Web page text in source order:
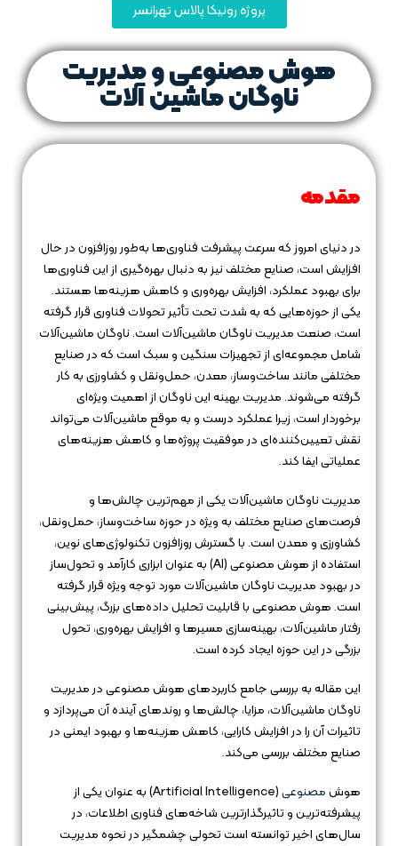
پروژه رونیکا پالاس تهرانسر
هوش مصنوعی و مدیریت
ناوگان ماشین‌ آلات
مقدمه
در دنیای امروز که سرعت پیشرفت فناوری‌ها به‌طور روزافزون در حال
افزایش است، صنایع مختلف نیز به دنبال بهره‌گیری از این فناوری‌ها
برای بهبود عملکرد، افزایش بهره‌وری و کاهش هزینه‌ها هستند.
یکی از حوزه‌هایی که به شدت تحت تأثیر تحولات فناوری قرار گرفته
است، صنعت مدیریت ناوگان ماشین‌آلات است. ناوگان ماشین‌آلات
شامل مجموعه‌ای از تجهیزات سنگین و سبک است که در صنایع
مختلفی مانند ساخت‌وساز، معدن، حمل‌ونقل و کشاورزی به کار
گرفته می‌شوند. مدیریت بهینه این ناوگان از اهمیت ویژه‌ای
برخوردار است، زیرا عملکرد درست و به موقع ماشین‌آلات می‌تواند
نقش تعیین‌کننده‌ای در موفقیت پروژه‌ها و کاهش هزینه‌های
عملیاتی ایفا کند.
مدیریت ناوگان ماشین‌آلات یکی از مهم‌ترین چالش‌ها و
فرصت‌های صنایع مختلف به ویژه در حوزه ساخت‌وساز، حمل‌ونقل،
کشاورزی و معدن است. با گسترش روزافزون تکنولوژی‌های نوین،
استفاده از هوش مصنوعی (AI) به عنوان ابزاری کارآمد و تحول‌ساز
در بهبود مدیریت ناوگان ماشین‌آلات مورد توجه ویژه قرار گرفته
است. هوش مصنوعی با قابلیت تحلیل داده‌های بزرگ، پیش‌بینی
رفتار ماشین‌آلات، بهینه‌سازی مسیرها و افزایش بهره‌وری، تحول
بزرگی در این حوزه ایجاد کرده است.
این مقاله به بررسی جامع کاربردهای هوش مصنوعی در مدیریت
ناوگان ماشین‌آلات، مزایا، چالش‌ها و روندهای آینده آن می‌پردازد و
تاثیرات آن را در افزایش کارایی، کاهش هزینه‌ها و بهبود ایمنی در
صنایع مختلف بررسی می‌کند.
هوشمصنوعی
(Artificial Intelligence) به عنوان یکی از
پیشرفته‌ترین و تاثیرگذارترین شاخه‌های فناوری اطلاعات، در
سال‌های اخیر توانسته است تحولی چشمگیر در نحوه مدیریت